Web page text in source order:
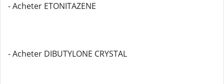
- Acheter ETONITAZENE
- Acheter DIBUTYLONE CRYSTAL